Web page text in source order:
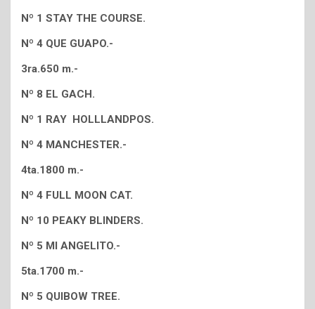
Nº 1 STAY THE COURSE.
Nº 4 QUE GUAPO.-
3ra.650 m.-
Nº 8 EL GACH.
Nº 1 RAY HOLLLANDPOS.
Nº 4 MANCHESTER.-
4ta.1800 m.-
Nº 4 FULL MOON CAT.
Nº 10 PEAKY BLINDERS.
Nº 5 MI ANGELITO.-
5ta.1700 m.-
Nº 5 QUIBOW TREE.